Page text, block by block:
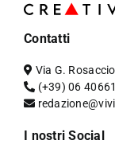
Contatti
Via G.
(+39) 06
I nostri Social